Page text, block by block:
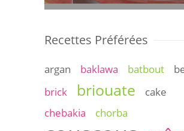
Recettes Préférées
argan baklawa batbout
brick
briouate
cake
chebakia
chorba